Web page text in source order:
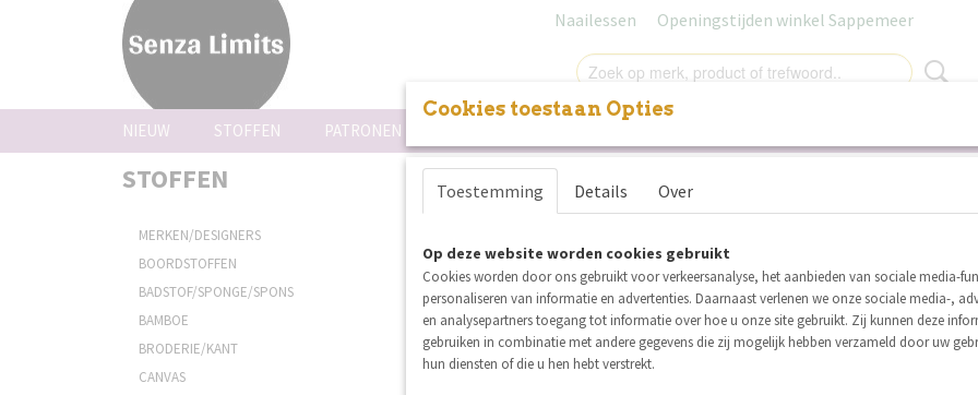
Naailessen Openingstijden winkel Sappemeer
NIEUW STOFFEN PATRONEN
STOFFEN
MERKEN/DESIGNERS
BOORDSTOFFEN
BADSTOF/SPONGE/SPONS
BAMBOE
BRODERIE/KANT
CANVAS
Sorteer op:
nieuw
Cookies toestaan Opties
Toestemming Details Over
Op deze website worden cookies gebruikt
Cookies worden door ons gebruikt voor verkeersanalyse, het aanbieden van sociale media-
personaliseren van informatie en advertenties. Daarnaast verlenen we onze sociale media-,
en analysepartners toegang tot informatie over hoe u onze site gebruikt. Zij kunnen deze
gebruiken in combinatie met andere gegevens die zij mogelijk hebben verzameld door uw
hun diensten of die u hen hebt verstrekt.